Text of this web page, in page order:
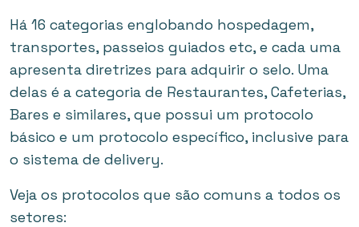
Há 16 categorias englobando hospedagem,
transportes, passeios guiados etc, e cada uma
apresenta diretrizes para adquirir o selo. Uma
delas é a categoria de Restaurantes, Cafeterias,
Bares e similares, que possui um protocolo
básico e um protocolo específico, inclusive para
o sistema de delivery.
Veja os protocolos que são comuns a todos os
setores: